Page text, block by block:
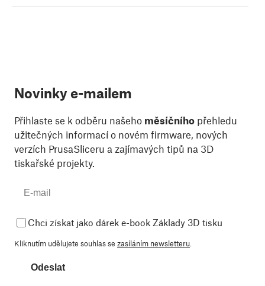
Novinky e-mailem
Přihlaste se k odběru našeho měsíčního přehledu
užitečných informací o novém firmware, nových
verzích PrusaSliceru a zajímavých tipů na 3D
tiskařské projekty.
Chci získat jako dárek e-book Základy 3D tisku
Kliknutím udělujete souhlas se zasíláním newsletteru
Odeslat